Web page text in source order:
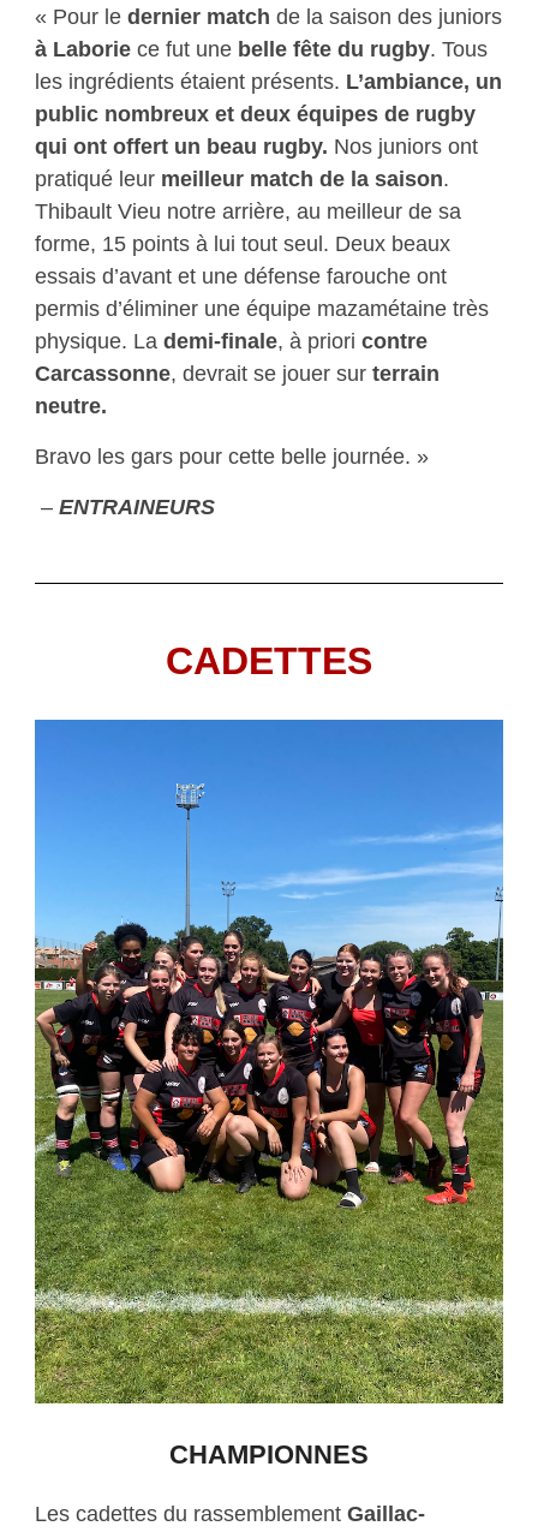
« Pour le dernier match de la saison des juniors
à Laboriece fut une belle fête du rugby. Tous
les ingrédients étaient présents. L’ambiance, un
public nombreux et deux équipes de rugby
qui ont offert un beau rugby. Nos juniors ont
pratiqué leur meilleur match de la saison.
Thibault Vieu notre arrière, au meilleur de sa
forme, 15 points à lui tout seul. Deux beaux
essais d’avant et une défense farouche ont
permis d’éliminer une équipe mazamétaine très
physique. La demi-finale, à priori contre
Carcassonne, devrait se jouer sur terrain
neutre.
Bravo les gars pour cette belle journée. »
– ENTRAINEURS
CADETTES
CHAMPIONNES
Les cadettes du rassemblement Gaillac-